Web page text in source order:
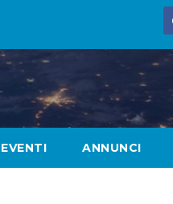
EVENTI ANNUNCI